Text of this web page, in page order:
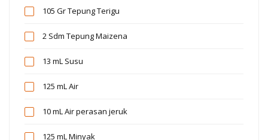
105 GrTepung Terigu
2 Sdm Tepung Maizena
13 mL Susu
125 mLAir
10 mLAir perasan jeruk
125 mLMinyak